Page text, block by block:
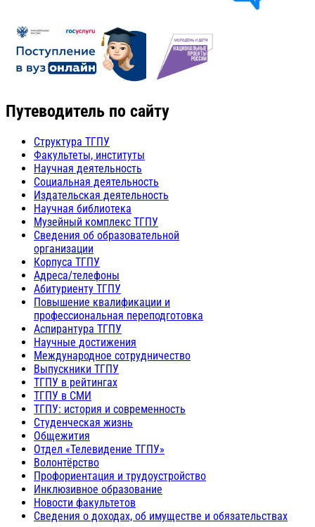
Путеводитель по сайту
Структура ТГПУ
Факультеты, институты
Научная деятельность
Социальная деятельность
Издательская деятельность
Научная библиотека
Музейный комплекс ТГПУ
Сведения об образовательной
организации
Корпуса ТГПУ
Адреса/телефоны
Абитуриенту ТГПУ
Повышение квалификации и
профессиональная переподготовка
Аспирантура ТГПУ
Научные достижения
Международное сотрудничество
Выпускники ТГПУ
ТГПУ в рейтингах
ТГПУ в СМИ
ТГПУ: история и современность
Студенческая жизнь
Общежития
Отдел «Телевидение ТГПУ»
Волонтёрство
Профориентация и трудоустройство
Инклюзивное образование
Новости факультетов
Сведения о доходах, об имуществе и обязательствах